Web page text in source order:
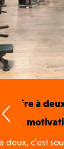
à faire à
deux, c’est